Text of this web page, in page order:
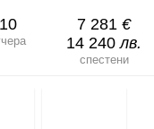
7 281 €
14 240лв.
спестени